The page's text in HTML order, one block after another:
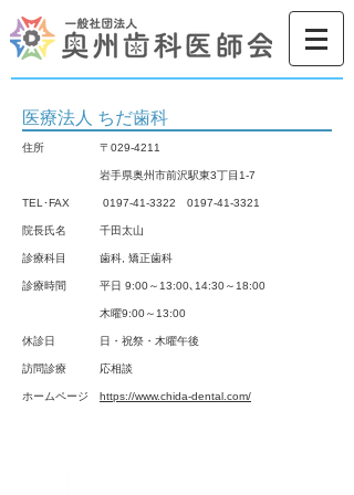
医療法人 ちだ歯科
住所 〒029-4211
岩手県奥州市前沢駅東3丁目1-7
TEL･FAX 0197-41-3322 0197-41-3321
院長氏名 千田太山
診療科目 歯科, 矯正歯科
診療時間 平日 9:00～13:00､14:30～18:00
木曜9:00～13:00
休診日 日・祝祭・木曜午後
​訪問診療 応相談
ホームページ https://www.chida-dental.com/